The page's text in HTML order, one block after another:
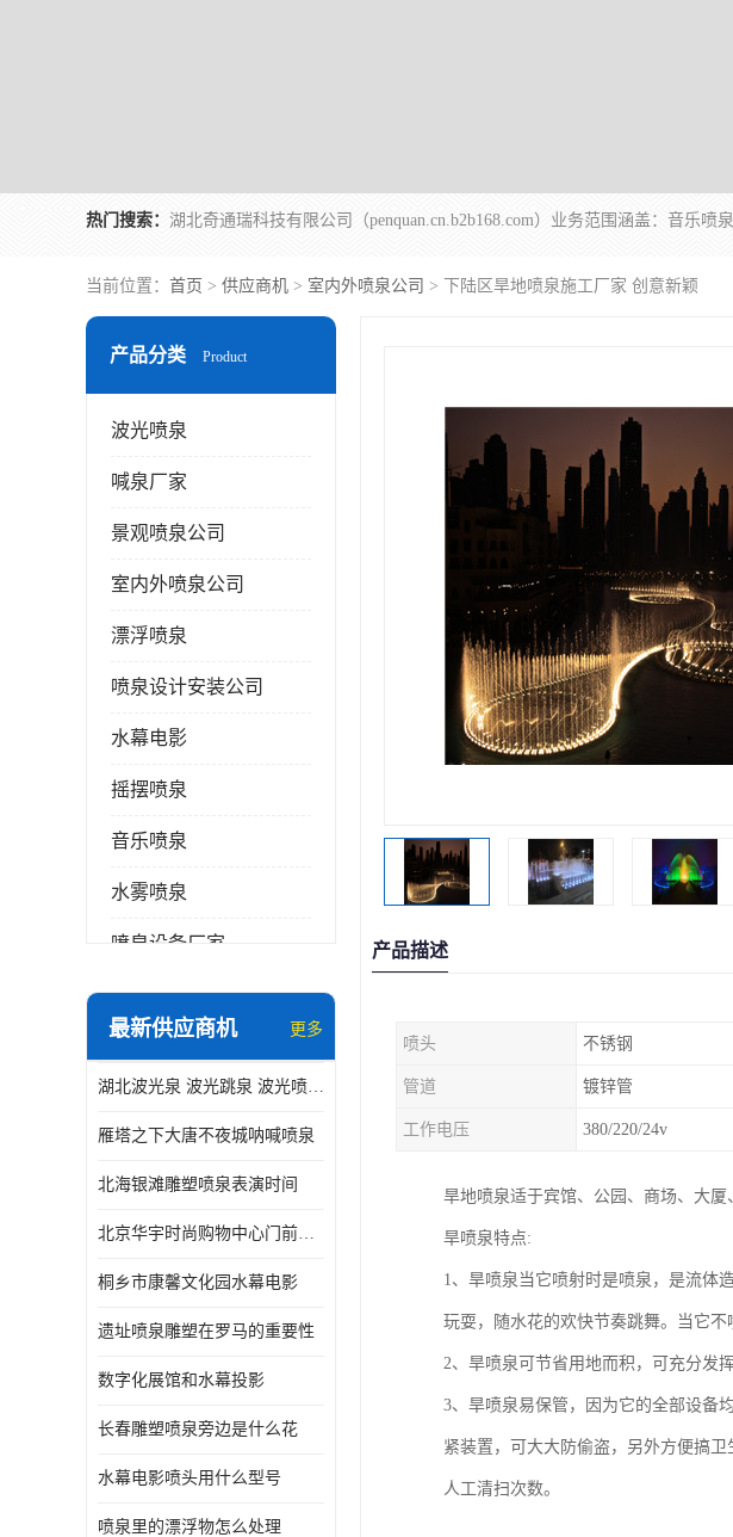
热门搜索：
当前位置： 首页 > 供应商机 > 室内外喷泉公司 > 下陆区旱地喷泉施工厂家 创意新颖
产品分类 Product
波光喷泉
喊泉厂家
景观喷泉公司
室内外喷泉公司
漂浮喷泉
喷泉设计安装公司
水幕电影
摇摆喷泉
音乐喷泉
水雾喷泉
喷泉设备厂家
数字水幕
珍珠泉
最新供应商机 更多
湖北波光泉 波光跳泉 波光喷泉设备厂家
雁塔之下大唐不夜城呐喊喷泉
北海银滩雕塑喷泉表演时间
北京华宇时尚购物中心门前喷泉 精度高
桐乡市康馨文化园水幕电影
遗址喷泉雕塑在罗马的重要性
数字化展馆和水幕投影
长春雕塑喷泉旁边是什么花
水幕电影喷头用什么型号
喷泉里的漂浮物怎么处理
产品描述
喷头 不锈钢
管道 镀锌管
工作电压 380/220/24v
旱地喷泉适于宾馆、公园、商场、大
旱喷泉特点:
1、旱喷泉当它喷射时是喷泉，是流体
玩耍，随水花的欢快节奏跳舞。当它
2、旱喷泉可节省用地而积，可充分发
3、旱喷泉易保管，因为它的全部设备
紧装置，可大大防偷盗，另外方便搞
人工清扫次数。